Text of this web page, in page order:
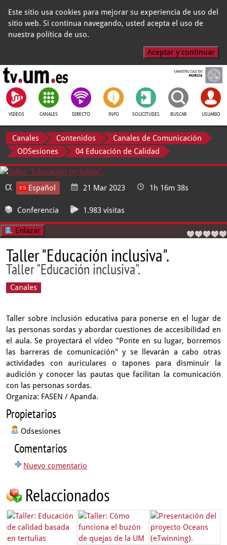
Este sitio usa cookies para mejorar su experiencia de uso del
sitio web. Si continua navegando, usted acepta el uso de
nuestra política de uso.
Aceptar y continuar
VIDEOS CANALES DIRECTO INFO SOLICITUDES BUSCAR USUARIO
Canales Contenidos
Canales de Comunicación
ODSesiones
04 Educación de Calidad
Español 21 Mar 2023 1h 16m 38s
Conferencia 1.983 visitas
Enlazar
Taller "Educación inclusiva".
Taller "Educación inclusiva".
Canales
Taller sobre inclusión educativa para ponerse en el lugar de
las personas sordas y abordar cuestiones de accesibilidad en
el aula. Se proyectará el vídeo "Ponte en su lugar, borremos
las barreras de comunicación" y se llevarán a cabo otras
actividades con auriculares o tapones para disminuir la
audición y conocer las pautas que facilitan la comunicación
con las personas sordas.
Organiza: FASEN / Apanda.
Propietarios
Odsesiones
Comentarios
Nuevo comentario
Relaccionados